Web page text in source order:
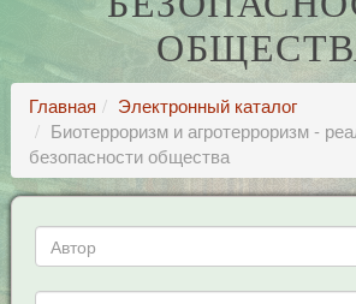
Главная
Электронный каталог
Биотерроризм и агротерроризм -
безопасности общества